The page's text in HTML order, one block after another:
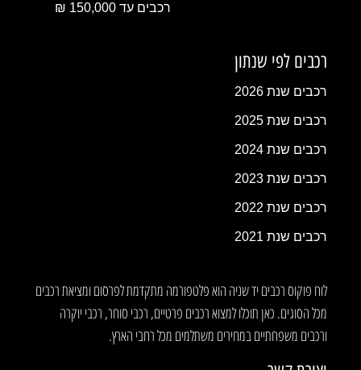
רכבים עד 150,000 ₪
רכבים לפי שנתון
רכבים שנת 2026
רכבים שנת 2025
רכבים שנת 2024
רכבים שנת 2023
רכבים שנת 2022
רכבים שנת 2021
לוח פוקוס רכבים יד שניה הוא פלטפורמה מתקדמת לפרסום ומציאת רכבים
מכל הסוגים. כאן תוכלו למצוא רכבים פרטיים, רכבי סוחר, רכבי יוקרה
ורכבים משפחתיים במחירים משתלמים מכל רחבי הארץ.